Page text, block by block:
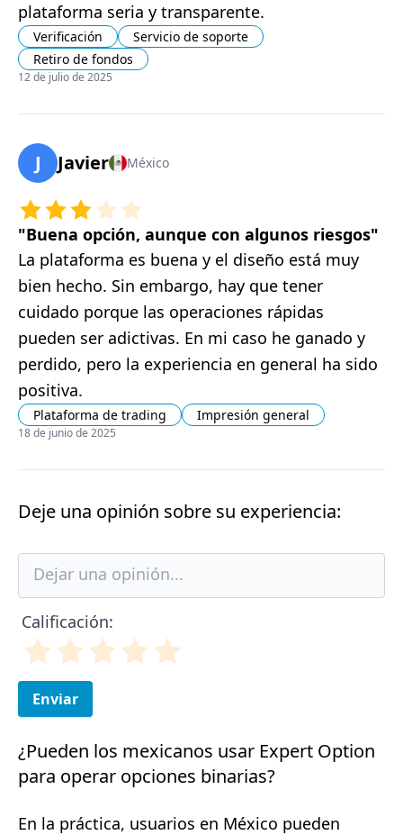
plataforma seria y transparente.
Verificación
Servicio de soporte
Retiro de fondos
12 de julio de 2025
J Javier México
" Buena opción, aunque con algunos riesgos"
La plataforma es buena y el diseño está muy
bien hecho. Sin embargo, hay que tener
cuidado porque las operaciones rápidas
pueden ser adictivas. En mi caso he ganado y
perdido, pero la experiencia en general ha sido
positiva.
Plataforma de trading Impresión general
18 de junio de 2025
Deje una opinión sobre su experiencia:
Calificación:
Enviar
¿Pueden los mexicanos usar Expert Option
para operar opciones binarias?
En la práctica, usuarios en México pueden